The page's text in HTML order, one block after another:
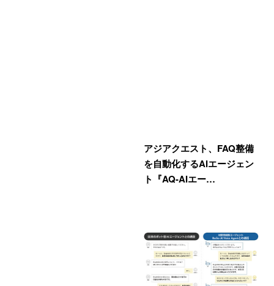
アジアクエスト、FAQ整備
を自動化するAIエージェン
ト『AQ-AIエー…